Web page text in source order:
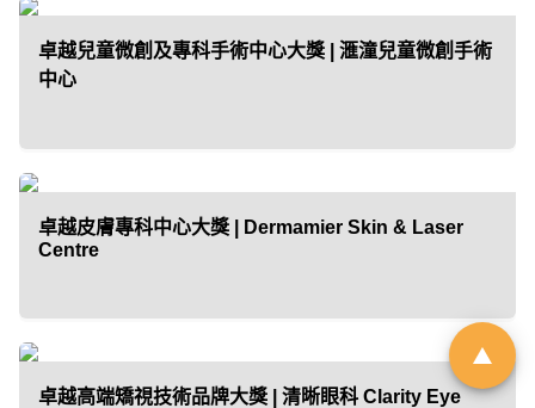
由於市場上針對幼兒階段的產品與
大獎」，旨在發掘並表彰於創新、
卓越兒童微創及專科手術中心大獎 | 滙潼兒童微創手術
中心
卓越皮膚專科中心大獎 | Dermamier Skin & Laser
Centre
卓越高端矯視技術品牌大獎 | 清晰眼科 Clarity Eye